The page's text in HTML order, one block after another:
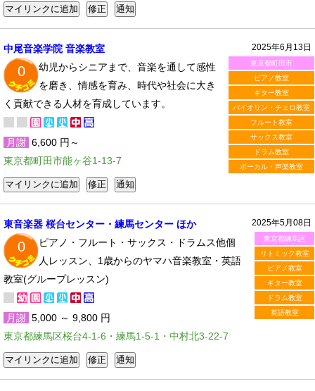
2025年6月13日
東京都町田市
ピアノ教室
ギター教室
バイオリン・チェロ教室
フルート教室
サックス教室
ドラム教室
ボーカル・声楽教室
中尾音楽学院 音楽教室
0
幼児からシニアまで、音楽を通して感性
を磨き、情感を育み、時代や社会に大き
く貢献できる人材を育成しています。
月謝 6,600 円～
東京都町田市能ヶ谷1-13-7
2025年5月08日
東京都練馬区
リトミック教室
ピアノ教室
ギター教室
ドラム教室
英語教室
東音楽器 桜台センター・練馬センター ほか
0
ピアノ・フルート・サックス・ドラムス他個
人レッスン、1歳からのヤマハ音楽教室・英語
教室(グループレッスン)
月謝 5,000 ～ 9,800 円
東京都練馬区桜台4-1-6・練馬1-5-1・中村北3-22-7